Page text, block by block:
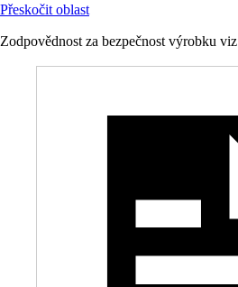
Přeskočit oblast
Zodpovědnost za bezpečnost výrobku viz